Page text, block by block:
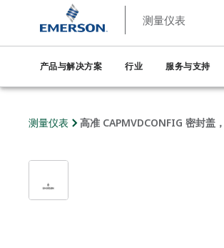
测量仪表
产品与解决方案 行业 服务与支持
测量仪表 高准 CAPMVDCONFIG 密封盖